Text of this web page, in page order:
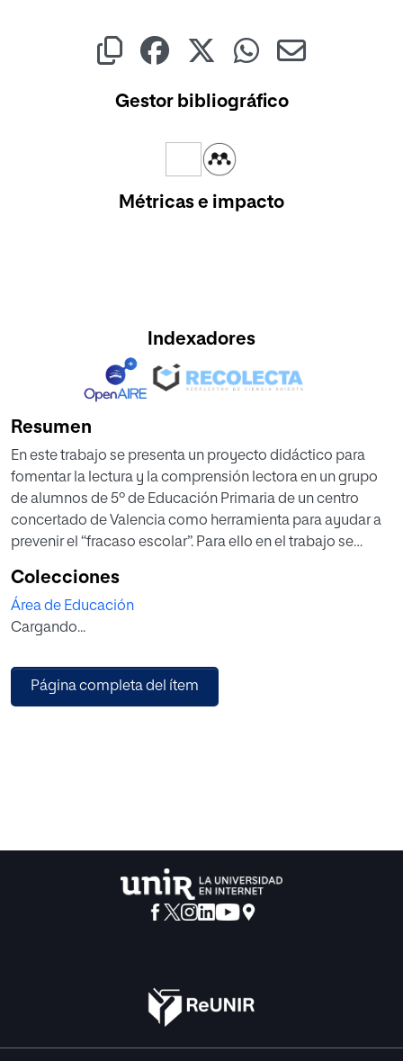
Gestor bibliográfico
Métricas e impacto
Indexadores
Resumen
En este trabajo se presenta un proyecto didáctico para
fomentar la lectura y la comprensión lectora en un grupo
de alumnos de 5º de Educación Primaria de un centro
concertado de Valencia como herramienta para ayudar a
prevenir el “fracaso escolar”. Para ello en el trabajo se
causas que las originan. Asimismo, se profundiza en la
comprensión lectora y en el hábito lector como
herramientas indispensables para prevenir el “fracaso
que pueden condicionar la comprensión para tenerlas en
cuenta a la hora de elaborar nuestro proyecto didáctico.
Colecciones
Área de Educación
Cargando...
Página completa del ítem